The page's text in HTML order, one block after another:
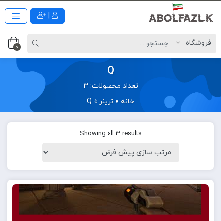
0
Q
تعداد محصولات: 3
خانه » ترینر »
Q
Showing all 3 results